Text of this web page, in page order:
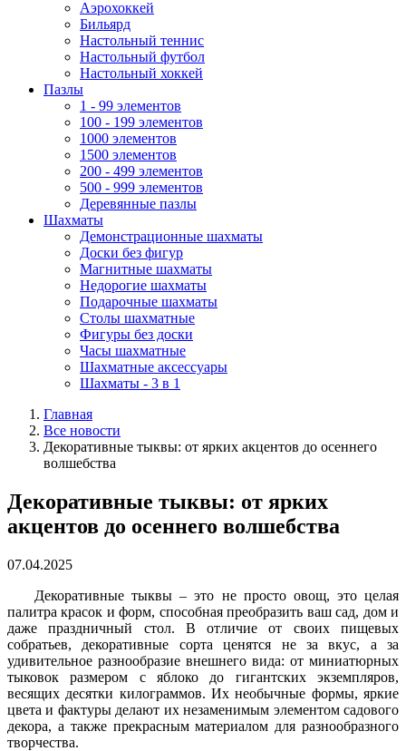
Аэрохоккей
Бильярд
Настольный теннис
Настольный футбол
Настольный хоккей
Пазлы
1 - 99 элементов
100 - 199 элементов
1000 элементов
1500 элементов
200 - 499 элементов
500 - 999 элементов
Деревянные пазлы
Шахматы
Демонстрационные шахматы
Доски без фигур
Магнитные шахматы
Недорогие шахматы
Подарочные шахматы
Столы шахматные
Фигуры без доски
Часы шахматные
Шахматные аксессуары
Шахматы - 3 в 1
Главная
Все новости
Декоративные тыквы: от ярких акцентов до осеннего
волшебства
Декоративные тыквы: от ярких
акцентов до осеннего волшебства
07.04.2025
Декоративные тыквы – это не просто овощ, это целая
палитра красок и форм, способная преобразить ваш сад, дом и
даже праздничный стол. В отличие от своих пищевых
собратьев, декоративные сорта ценятся не за вкус, а за
удивительное разнообразие внешнего вида: от миниатюрных
тыковок размером с яблоко до гигантских экземпляров,
весящих десятки килограммов. Их необычные формы, яркие
цвета и фактуры делают их незаменимым элементом садового
декора, а также прекрасным материалом для разнообразного
творчества.